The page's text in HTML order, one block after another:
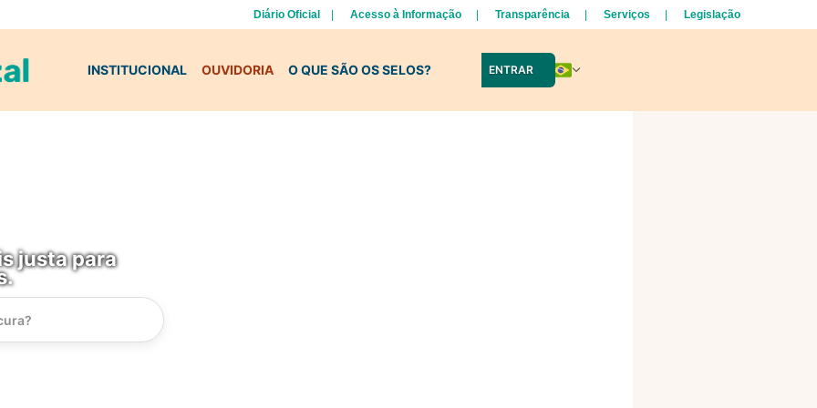
Diário Oficial Acesso à Informação Transparência Serviços Legislação
INSTITUCIONAL OUVIDORIA O QUE SÃO OS SELOS? ENTRAR
justa para